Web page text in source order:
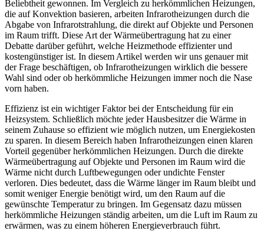
Beliebtheit gewonnen. Im Vergleich zu herkömmlichen Heizungen,
die auf Konvektion basieren, arbeiten Infrarotheizungen durch die
Abgabe von Infrarotstrahlung, die direkt auf Objekte und Personen
im Raum trifft. Diese Art der Wärmeübertragung hat zu einer
Debatte darüber geführt, welche Heizmethode effizienter und
kostengünstiger ist. In diesem Artikel werden wir uns genauer mit
der Frage beschäftigen, ob Infrarotheizungen wirklich die bessere
Wahl sind oder ob herkömmliche Heizungen immer noch die Nase
vorn haben.
Effizienz ist ein wichtiger Faktor bei der Entscheidung für ein
Heizsystem. Schließlich möchte jeder Hausbesitzer die Wärme in
seinem Zuhause so effizient wie möglich nutzen, um Energiekosten
zu sparen. In diesem Bereich haben Infrarotheizungen einen klaren
Vorteil gegenüber herkömmlichen Heizungen. Durch die direkte
Wärmeübertragung auf Objekte und Personen im Raum wird die
Wärme nicht durch Luftbewegungen oder undichte Fenster
verloren. Dies bedeutet, dass die Wärme länger im Raum bleibt und
somit weniger Energie benötigt wird, um den Raum auf die
gewünschte Temperatur zu bringen. Im Gegensatz dazu müssen
herkömmliche Heizungen ständig arbeiten, um die Luft im Raum zu
erwärmen, was zu einem höheren Energieverbrauch führt.